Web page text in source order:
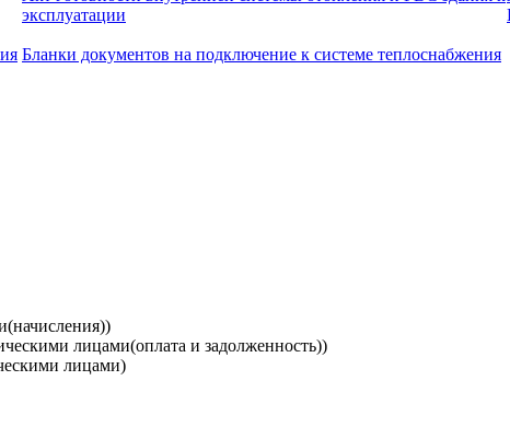
эксплуатации
Бланки документов на подключение к системе теплоснабжения
лицами(оплата и задолженность))
лицами)